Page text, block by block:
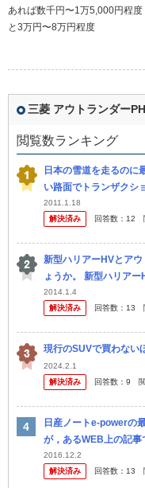
あれば数千円〜1万5,000円程
と3万円〜8万円程度
三菱 アウトランダー
閲覧数ランキング
日本の雪道を走るのに
い路面でトランザクシ
も知れませんが、減速
いかと...
2011.1.18
解決済み
回答数： 12
新型ハリアーHVとア
ょうか。 新型ハリア
でしょうか。。。 皆さ
2014.1.4
解決済み
回答数： 13
現行のSUVで買わない
2024.2.1
解決済み
回答数： 9
日産ノートe-powerの
が，あるWEB上の記事
した。 本当なのでしょ
2016.12.2
解決済み
回答数： 13